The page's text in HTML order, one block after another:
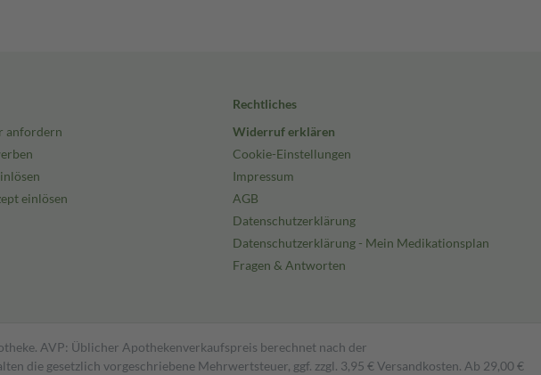
anfordern
einlösen
Rechtliches
Widerruf erklären
Cookie-Einstellungen
Impressum
AGB
Datenschutzerklärung
Datenschutzerklärung - Mein Medikationsplan
Fragen & Antworten
AVP: Üblicher Apothekenverkaufspreis berechnet nach der
die gesetzlich vorgeschriebene Mehrwertsteuer, ggf. zzgl. 3,95 € Versandkosten. Ab 29,00 €